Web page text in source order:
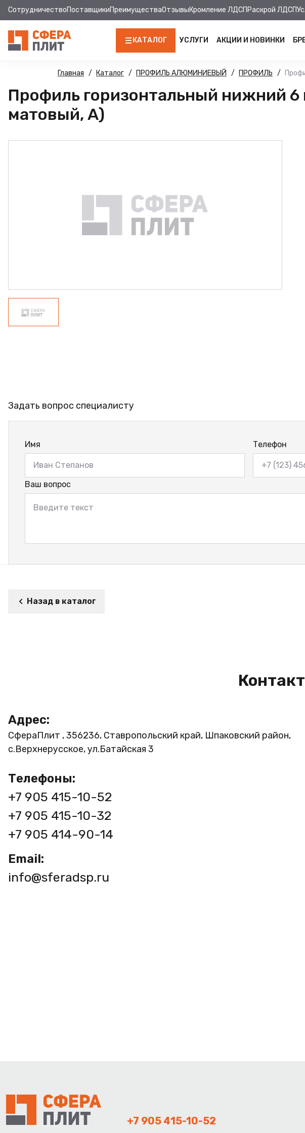
СотрудничествоПоставщикиПреимуществаОтзывыКромление ЛДСП Раскрой ЛДСП
КАТАЛОГ
ЛДСП
КРОМКА
МДФ ПАНЕЛИ
ДВПО
ФАНЕРА
УСЛУГИ АКЦИИ И НОВИНКИ
Главная Каталог ПРОФИЛЬ АЛЮМИНИЕВЫЙ ПРОФИЛЬ
Профиль горизонтальный нижний
матовый, А)
Задать вопрос специалисту
Имя Телефон
Ваш вопрос
Назад в каталог
Адрес:
СфераПлит , 356236, Ставропольский край, Шпаковский район,
с.Верхнерусское, ул.Батайская 3
Телефоны:
+7 905 415-10-52
+7 905 415-10-32
+7 905 414-90-14
Email:
info@sferadsp.ru
+7 905 415-10-52